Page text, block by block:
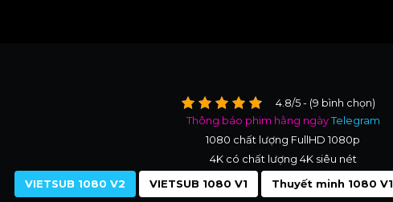
4.8/5 - (9 bình chọn)
Thông báo phim hằng ngàyTelegram
1080 chất lượng FullHD 1080p
4K có chất lượng 4K siêu nét
VIETSUB 1080 V2
VIETSUB 1080 V1 Thuyết minh 1080 V1